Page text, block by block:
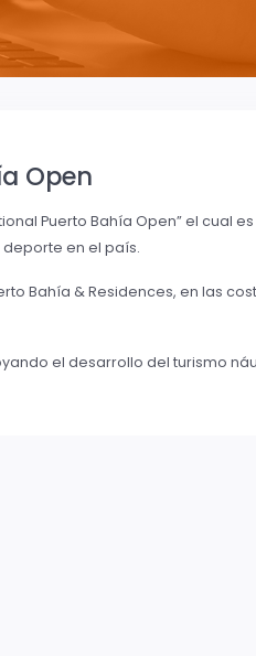
Open
Puerto Bahía Open” el cual
en el país.
Bahía & Residences, en las
el desarrollo del turismo